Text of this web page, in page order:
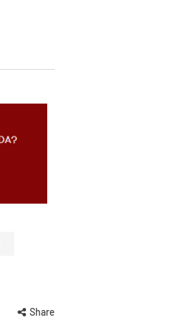
Share